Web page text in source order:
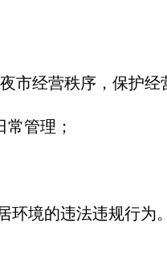
市经营秩序，保护经
管理；
境的违法违规行为。